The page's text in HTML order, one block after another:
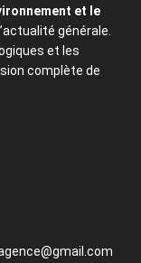
et le
générale.
et les
complète de